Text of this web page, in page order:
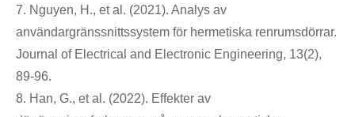
7. Nguyen, H., et al. (2021). Analys av
användargränssnittssystem för hermetiska renrumsdörrar.
Journal of Electrical and Electronic Engineering, 13(2),
89-96.
8. Han, G., et al. (2022). Effekter av